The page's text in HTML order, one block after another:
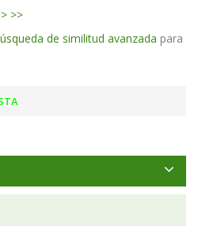
> >>
de similitud avanzada para